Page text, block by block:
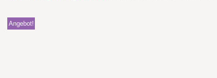
Angebot!